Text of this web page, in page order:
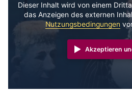
Dieser Inhalt wird von einem
das Anzeigen des externen
Nutzungsbedingungen
Akzeptieren